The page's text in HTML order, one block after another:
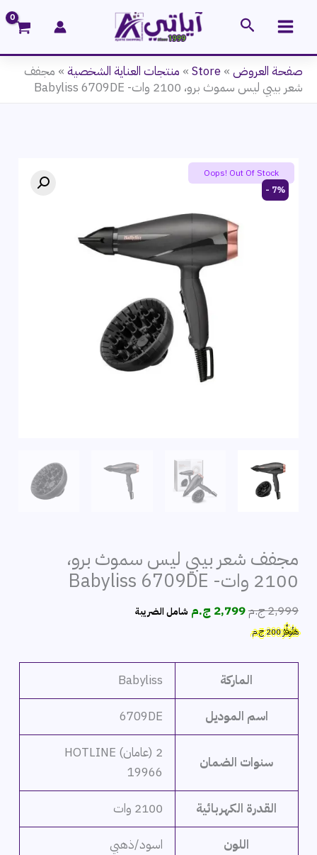
البحث
صفحة العروض »
Store
» منتجات العناية الشخصية » مجفف
شعر بيبي ليس سموث برو، 2100 وات- Babyliss 6709DE
Oops! Out Of Stock
7% -
مجفف شعر بيبي ليس سموث برو،
2100 وات- Babyliss 6709DE
2,999ج.مالسعر
2,799 ج.م السعر
شامل الضريبة
هَتُوفِّرُ200ج.م
الماركة Babyliss
اسم الموديل 6709DE
سنوات الضمان
2 (عامان) HOTLINE
19966
القدرة الكهربائية 2100 وات
اللون اسود/ذهبي